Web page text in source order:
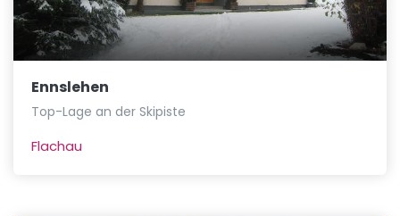
Ennslehen
Top-Lage an der Skipiste
Flachau